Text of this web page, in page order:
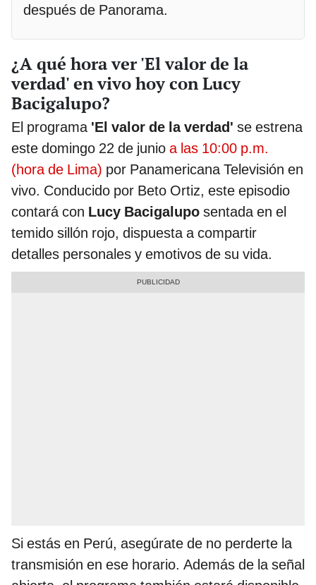
después de Panorama.
¿A qué hora ver 'El valor de la
verdad' en vivo hoy con Lucy
Bacigalupo?
El programa 'El valor de la verdad' se estrena
este domingo 22 de junio a las 10:00 p.m.
(hora de Lima) por Panamericana Televisión en
vivo. Conducido por Beto Ortiz, este episodio
contará con Lucy Bacigalupo sentada en el
temido sillón rojo, dispuesta a compartir
detalles personales y emotivos de su vida.
Si estás en Perú, asegúrate de no perderte la
transmisión en ese horario. Además de la señal